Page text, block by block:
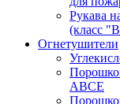
Рукава
(класс
Огнетушители
АВСЕ